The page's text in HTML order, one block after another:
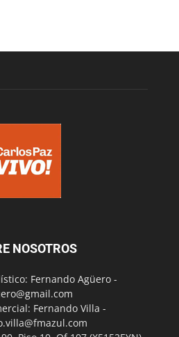
NOSOTROS
Fernando Agüero -
Fernando Villa -